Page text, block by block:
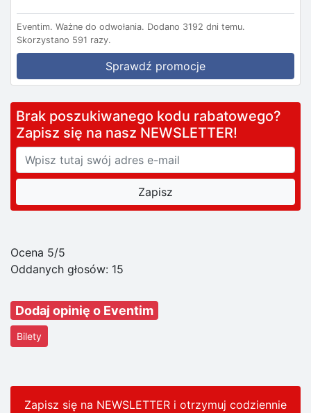
Eventim. Ważne do odwołania. Dodano 3192 dni temu.
Skorzystano 591 razy.
Sprawdź promocje
Brak poszukiwanego kodu rabatowego?
Zapisz się na nasz NEWSLETTER!
Ocena 5/5
Oddanych głosów: 15
Dodaj opinię o Eventim
Bilety
Zapisz się na NEWSLETTER i otrzymuj codziennie